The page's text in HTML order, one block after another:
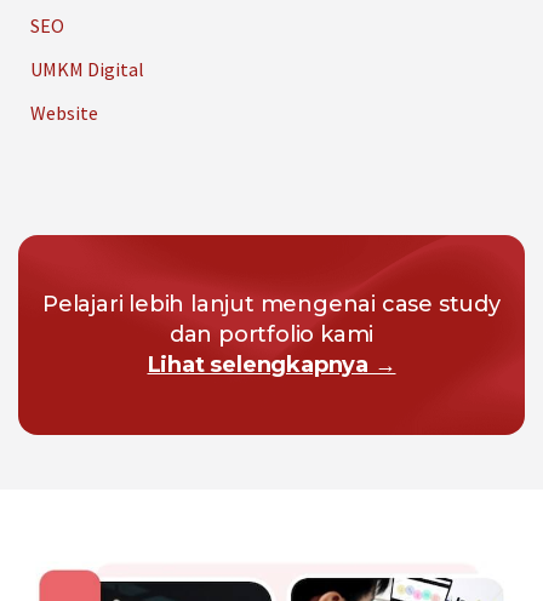
SEO
UMKM Digital
Website
Pelajari lebih lanjut mengenai case study
dan portfolio kami
Lihat selengkapnya →